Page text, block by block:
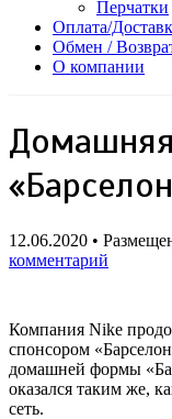
Перчатки
Оплата/
Обмен /
О компании
12.06.2020 •
комментарий
Компания Nike
спонсором
домашней формы
оказался таким же,
сеть.